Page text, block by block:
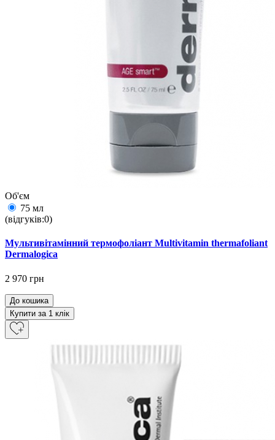
Об'єм
75 мл
(відгуків:0)
Мультивітамінний термофоліант Multivitamin thermafoliant
Dermalogica
2 970 грн
До кошика
Купити за 1 клiк